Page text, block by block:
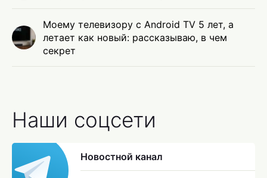
Моему телевизору с Android TV 5 лет, а
летает как новый: рассказываю, в чем
секрет
Наши соцсети
Новостной канал